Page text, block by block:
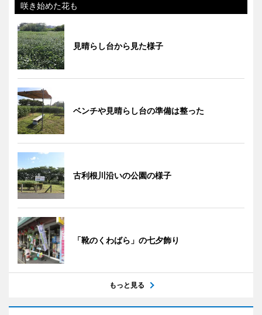
咲き始めた花も
見晴らし台から見た様子
ベンチや見晴らし台の準備は整った
古利根川沿いの公園の様子
「靴のくわばら」の七夕飾り
もっと見る